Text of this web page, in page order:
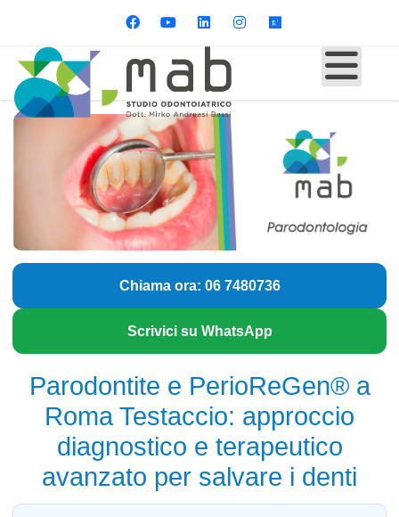
Chiama ora: 06 7480736
Scrivici su WhatsApp
Parodontite e PerioReGen® a
Roma Testaccio: approccio
diagnostico e terapeutico
avanzato per salvare i denti